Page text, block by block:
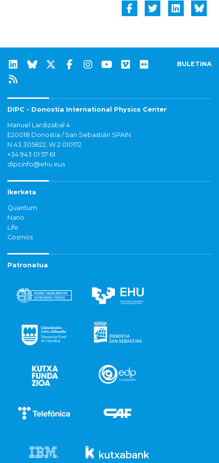
BULETINA
DIPC - Donostia International Physics Center
Manuel Lardizabal 4
E20018 Donostia / San Sebastián SPAIN
N 43.305822, W 2.010172
+34 943 01 57 61
dipcinfo@ehu.eus
Ikerketa
Quantum
Nano
Life
Cosmos
Patronatua